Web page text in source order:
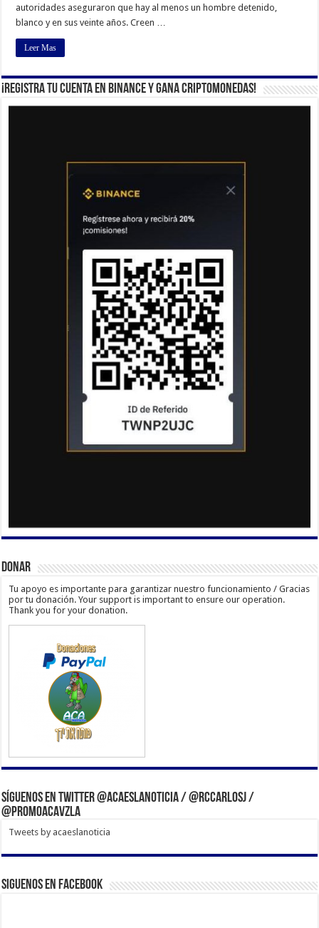
autoridades aseguraron que hay al menos un hombre detenido,
blanco y en sus veinte años. Creen …
Leer Mas
¡Registra tu cuenta en Binance y gana criptomonedas!
Donar
Tu apoyo es importante para garantizar nuestro funcionamiento / Gracias
por tu donación. Your support is important to ensure our operation.
Thank you for your donation.
Síguenos en Twitter @acaeslanoticia / @rccarlosj /
@PromoACAVzla
Tweets by acaeslanoticia
Siguenos en Facebook